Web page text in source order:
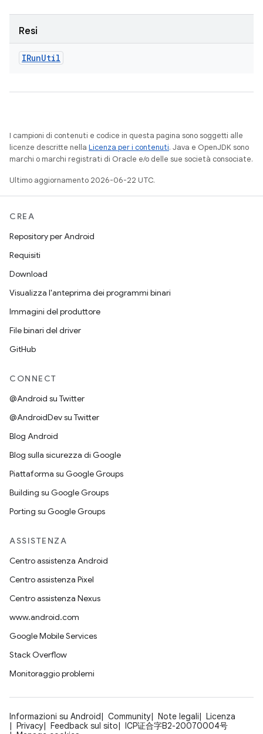
Resi
IRunUtil
I campioni di contenuti e codice in questa pagina sono soggetti alle
licenze descritte nella Licenza per i contenuti. Java e OpenJDK sono
marchi o marchi registrati di Oracle e/o delle sue società consociate.
Ultimo aggiornamento 2026-06-22 UTC.
CREA
Repository per Android
Requisiti
Download
Visualizza l'anteprima dei programmi binari
Immagini del produttore
File binari del driver
GitHub
CONNECT
@Android su Twitter
@AndroidDev su Twitter
Blog Android
Blog sulla sicurezza di Google
Piattaforma su Google Groups
Building su Google Groups
Porting su Google Groups
ASSISTENZA
Centro assistenza Android
Centro assistenza Pixel
Centro assistenza Nexus
www.android.com
Google Mobile Services
Stack Overflow
Monitoraggio problemi
Informazioni su Android Community Note legali
Licenza
Privacy
Feedback sul sito
ICP证合字B2-20070004号